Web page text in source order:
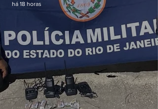
há 18 horas